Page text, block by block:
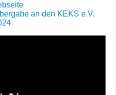
an den KEKS e.V.